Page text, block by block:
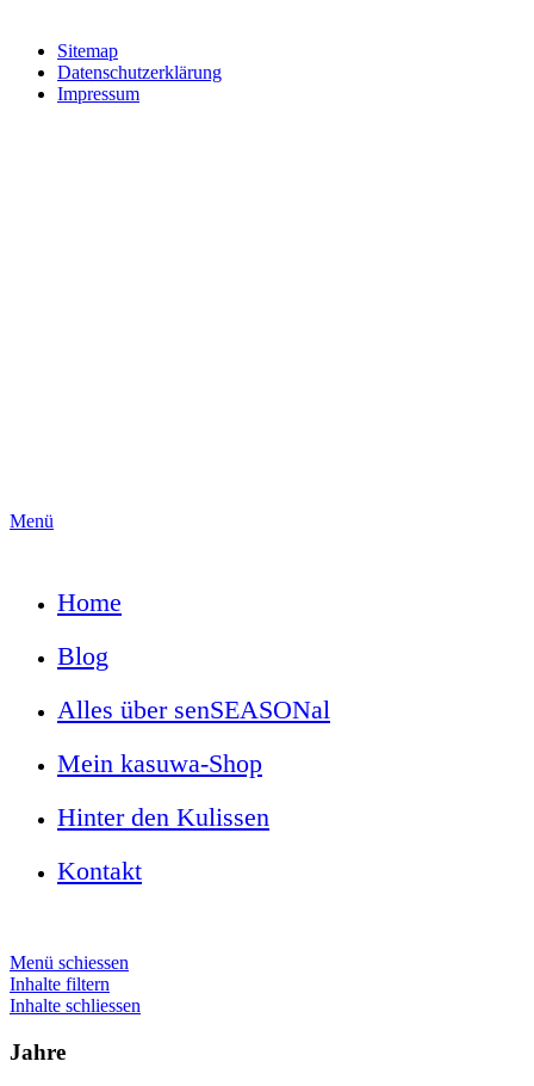
Sitemap
Datenschutzerklärung
Impressum
Menü
Home
Blog
Alles über senSEASONal
Mein kasuwa-Shop
Hinter den Kulissen
Kontakt
Menü schiessen
Inhalte filtern
Inhalte schliessen
Jahre